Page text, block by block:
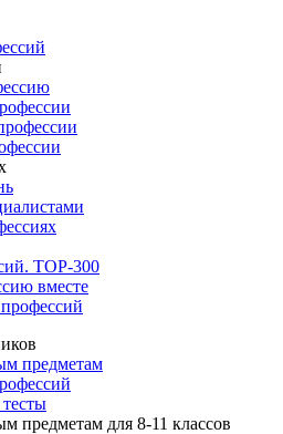
TOP-300
вместе
предметам
предметам для 8-11 классов